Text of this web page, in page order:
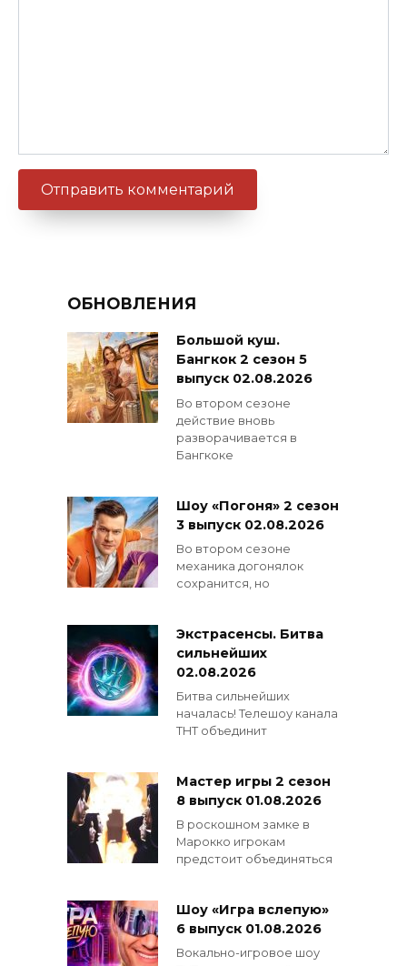
ОБНОВЛЕНИЯ
Большой куш.
Бангкок 2 сезон 5
выпуск 02.08.2026
Во втором сезоне
действие вновь
разворачивается в
Бангкоке
Шоу «Погоня» 2 сезон
3 выпуск 02.08.2026
Во втором сезоне
механика догонялок
сохранится, но
Экстрасенсы. Битва
сильнейших
02.08.2026
Битва сильнейших
началась! Телешоу канала
ТНТ объединит
Мастер игры 2 сезон
8 выпуск 01.08.2026
В роскошном замке в
Марокко игрокам
предстоит объединяться
Шоу «Игра вслепую»
6 выпуск 01.08.2026
Вокально-игровое шоу